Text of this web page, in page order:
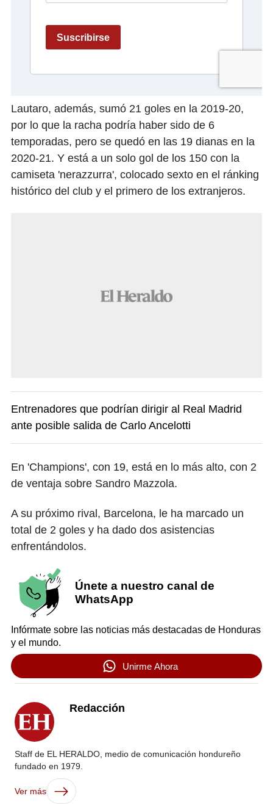
Lautaro, además, sumó 21 goles en la 2019-20,
por lo que la racha podría haber sido de 6
temporadas, pero se quedó en las 19 dianas en la
2020-21. Y está a un solo gol de los 150 con la
camiseta 'nerazzurra', colocado sexto en el ránking
histórico del club y el primero de los extranjeros.
Entrenadores que podrían dirigir al Real Madrid
ante posible salida de Carlo Ancelotti
En 'Champions', con 19, está en lo más alto, con 2
de ventaja sobre Sandro Mazzola.
A su próximo rival, Barcelona, le ha marcado un
total de 2 goles y ha dado dos asistencias
enfrentándolos.
Únete a nuestro canal de
WhatsApp
Infórmate sobre las noticias más destacadas de Honduras
y el mundo.
Unirme Ahora
Redacción
Staff de EL HERALDO, medio de comunicación hondureño
fundado en 1979.
Ver más